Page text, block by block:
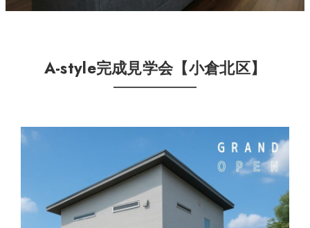
A-style完成見学会【小倉北区】